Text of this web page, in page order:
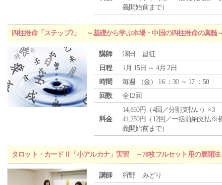
義開始前まで）
四柱推命「ステップ2」 ～基礎から学ぶ本場・中国の四柱推命の真髄
講師
澤田 昌征
日程
1月 15日 ～ 4月 2日
時間
毎週 （金） 16 ：30 ～ 17 ：50
回数
全12回
料金
14,850円（4回／分割支払い）×3
41,250円（12回／一括前納支払※
義開始前まで）
タロット・カードⅡ「小アルカナ」実習 ～78枚フルセット用の展開法
講師 狩野 みどり